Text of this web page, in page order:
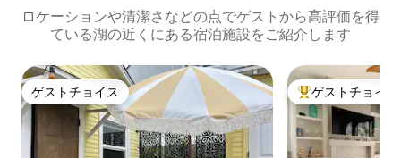
ロケーションや清潔さなどの点でゲストから高評価を得
ている湖の近くにある宿泊施設をご紹介します
ゲストチョイス
ゲストチョイス 大好評のゲスト
ゲストチョイス